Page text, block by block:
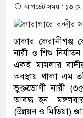
আপডেট সময় : ১৩
ঢাকার কেরানীগঞ্জ
নারী ও শিশু
একই মামলার
অবস্থায় থাকা এম
ভুক্তভোগী নারী
আবদ্ধ হন।
(উন্নয়ন ও মিডিয়া)